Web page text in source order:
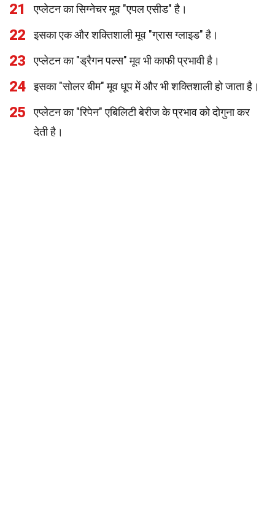
21 एप्लेटन का सिग्नेचर मूव "एपल एसीड" है।
22 इसका एक और शक्तिशाली मूव "ग्रास ग्लाइड" है।
23 एप्लेटन का "ड्रैगन पल्स" मूव भी काफी प्रभावी है।
24 इसका "सोलर बीम" मूव धूप में और भी शक्तिशाली हो जाता है।
25
एप्लेटन का "रिपेन" एबिलिटी बेरीज के प्रभाव को दोगुना कर
देती है।